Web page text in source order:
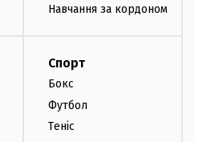
Навчання за кордоном
Спорт
Бокс
Футбол
Теніс